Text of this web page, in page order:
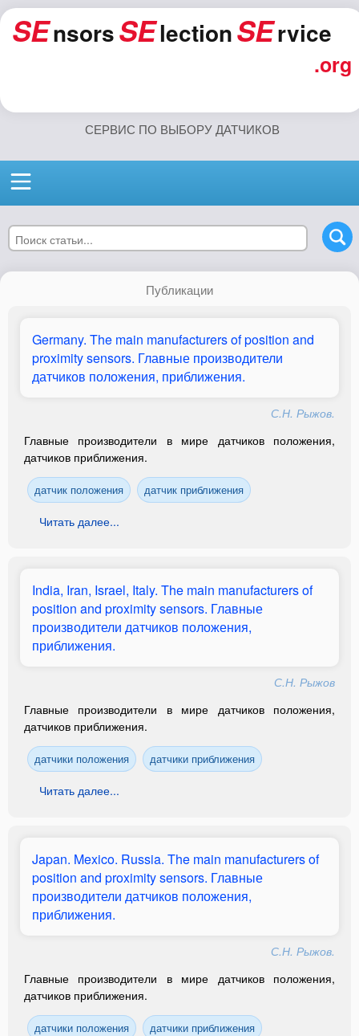
SEnsorsSElectionSErvice
.org
СЕРВИС ПО ВЫБОРУ ДАТЧИКОВ
Публикации
Germany. The main manufacturers of position and
proximity sensors. Главные производители
датчиков положения, приближения.
С.Н. Рыжов.
Главные производители в мире датчиков положения,
датчиков приближения.
датчик положения датчик приближения
Читать далее...
India, Iran, Israel, Italy. The main manufacturers of
position and proximity sensors. Главные
производители датчиков положения,
приближения.
С.Н. Рыжов
Главные производители в мире датчиков положения,
датчиков приближения.
датчики положения датчики приближения
Читать далее...
Japan. Mexico. Russia. The main manufacturers of
position and proximity sensors. Главные
производители датчиков положения,
приближения.
С.Н. Рыжов.
Главные производители в мире датчиков положения,
датчиков приближения.
датчики положения датчики приближения